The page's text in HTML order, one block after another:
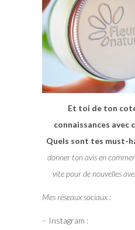
Et toi de ton
connaissances avec
Quels sont tes must-
donner ton avis en
vite pour de nouvelles
Mes réseaux sociaux :
– Instagram :